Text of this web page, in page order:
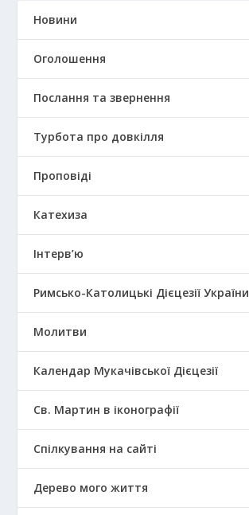
Новини
Оголошення
Послання та звернення
Турбота про довкілля
Проповіді
Катехиза
Інтерв’ю
Римсько-Католицькі Дієцезії України
Молитви
Календар Мукачівської Дієцезії
Св. Мартин в іконографії
Спілкування на сайті
Дерево мого життя